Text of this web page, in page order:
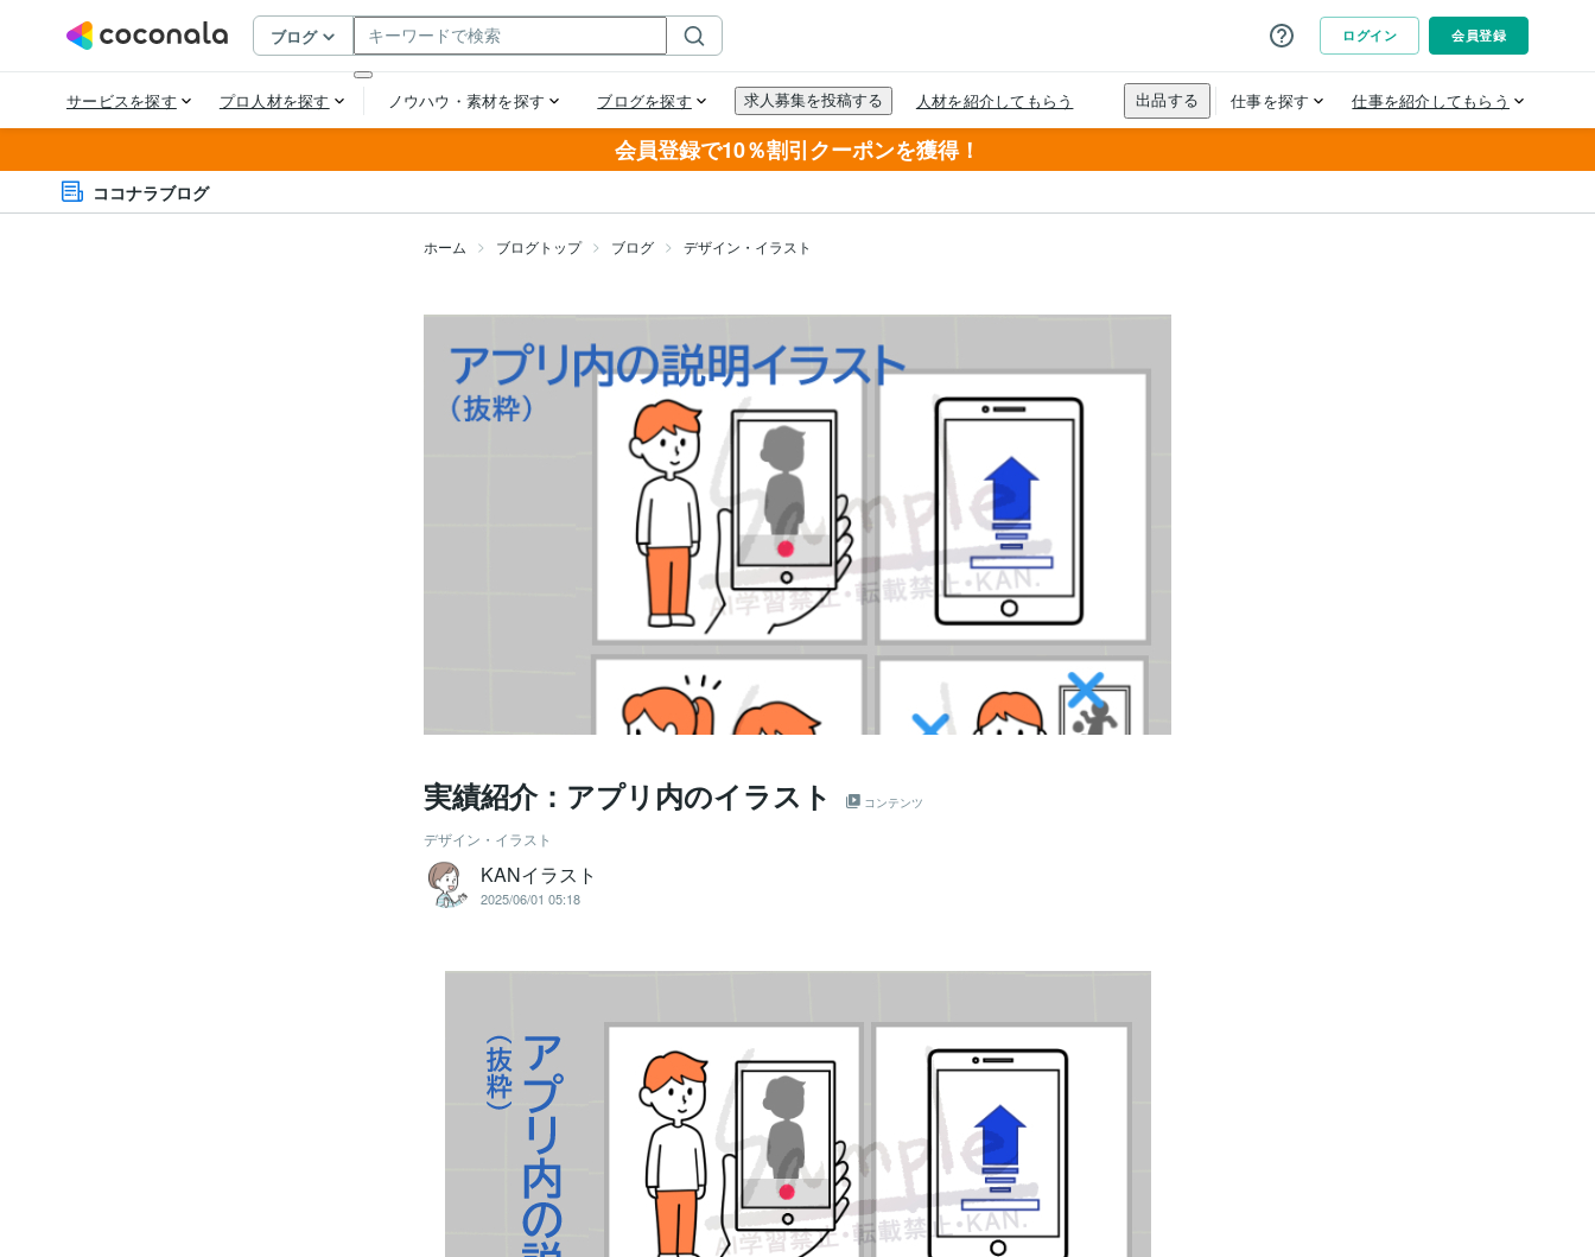
会員登録で10％割引クーポンを獲得！
ココナラブログ
ホーム ブログトップ ブログ デザイン・イラスト
実績紹介：アプリ内のイラスト コンテンツ
デザイン・イラスト
KANイラスト
2025/06/01 05:18